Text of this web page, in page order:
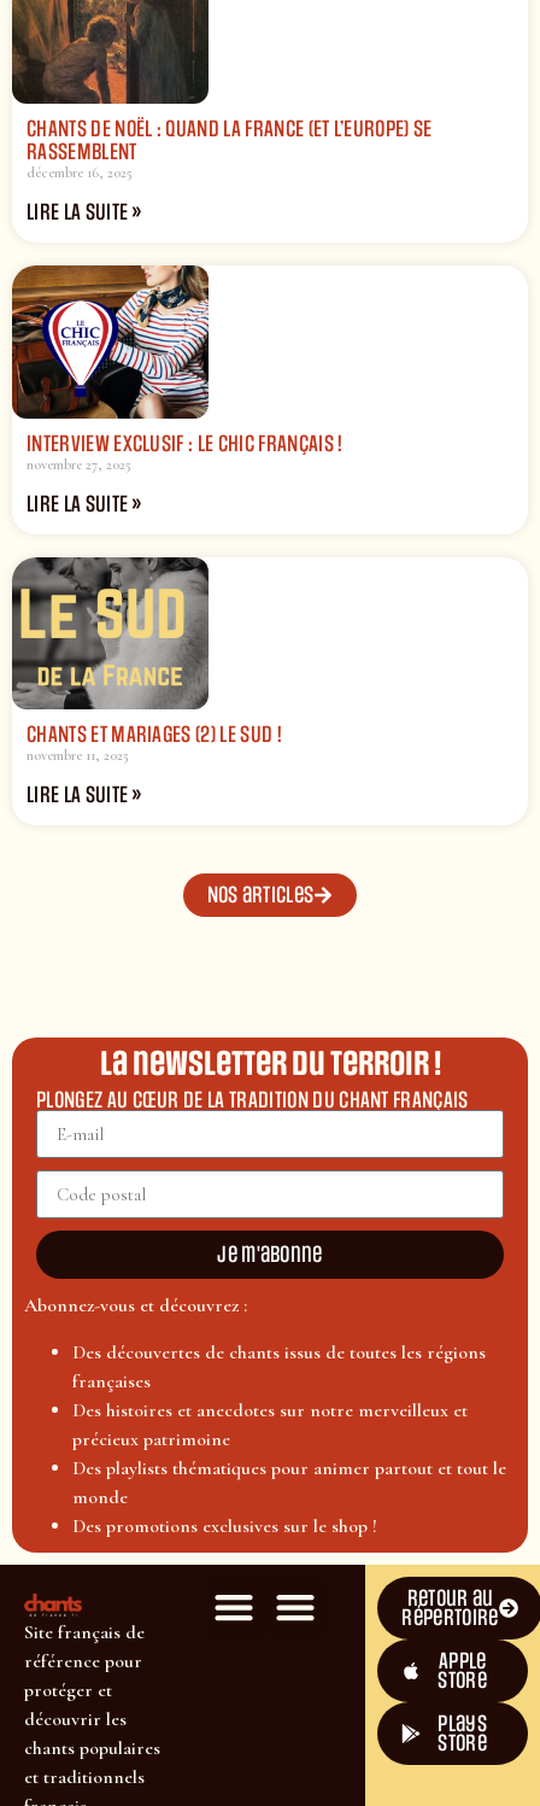
CHANTS DE NOËL : QUAND LA FRANCE (ET L’EUROPE) SE
RASSEMBLENT
décembre 16, 2025
LIRE LA SUITE »
INTERVIEW EXCLUSIF : LE CHIC FRANÇAIS !
novembre 27, 2025
LIRE LA SUITE »
CHANTS ET MARIAGES (2) LE SUD !
novembre 11, 2025
LIRE LA SUITE »
Nos articles
La newsletter du terroir !
PLONGEZ AU CŒUR DE LA TRADITION DU CHANT FRANÇAIS
Je m'abonne
Abonnez-vous et découvrez :
Des découvertes de chants issus de toutes les régions
françaises
Des histoires et anecdotes sur notre merveilleux et
précieux patrimoine
Des playlists thématiques pour animer partout et tout le
monde
Des promotions exclusives sur le shop !
Site français de
référence pour
protéger et
découvrir les
chants populaires
et traditionnels
Retour au
répertoire
Apple
Store
plays
store